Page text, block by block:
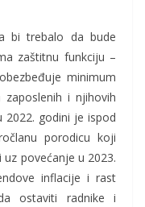
bi trebalo da bude
zaštitnu funkciju –
minimum
zaposlenih i njihovih
2022. godini je ispod
porodicu koji
uz povećanje u 2023.
inflacije i rast
ostaviti radnike i